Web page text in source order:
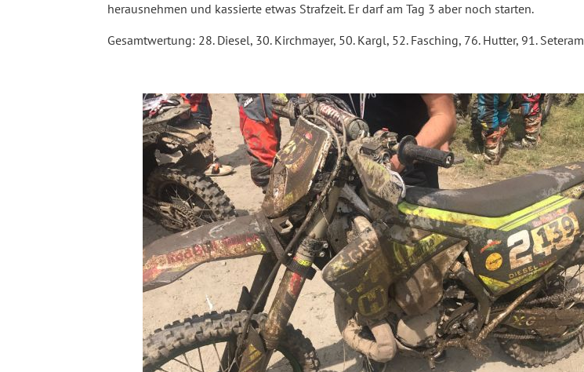
herausnehmen und kassierte etwas Strafzeit. Er darf am Tag 3 aber noch starten.
Gesamtwertung: 28. Diesel, 30. Kirchmayer, 50. Kargl, 52. Fasching, 76. Hutter, 91. Seteram